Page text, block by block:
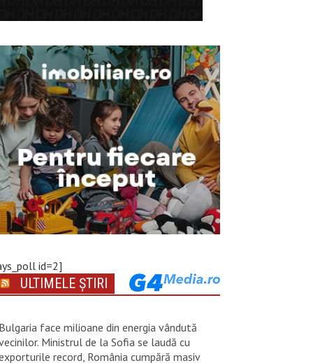
id=2]
ULTIMELE ȘTIRI
face milioane din energia vândută
Ministrul de la Sofia se laudă cu
record, România cumpără masiv